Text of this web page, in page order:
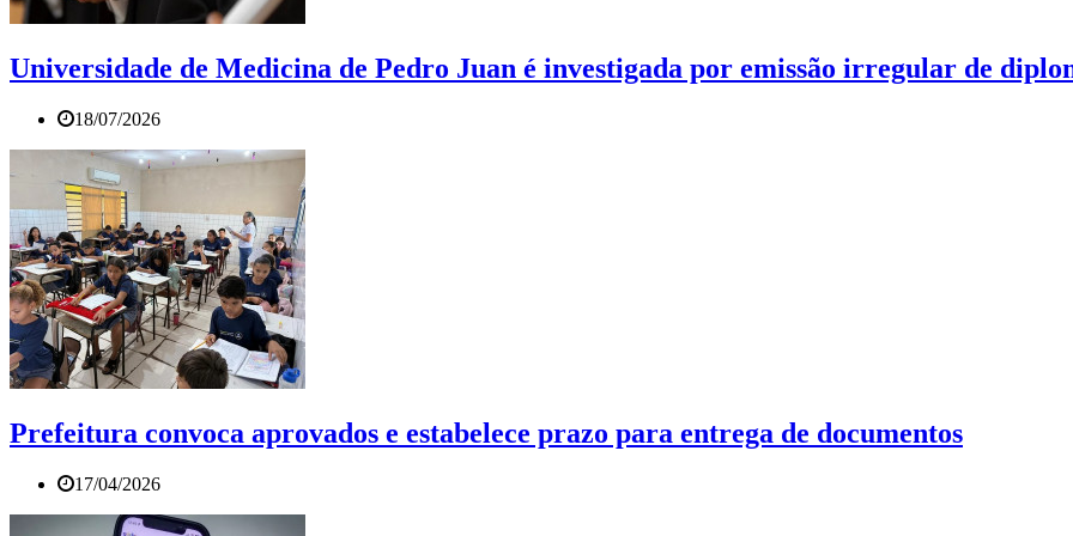
Universidade de Medicina de Pedro Juan é investigada por emissão irregular de
18/07/2026
Prefeitura convoca aprovados e estabelece prazo para entrega de documentos
17/04/2026